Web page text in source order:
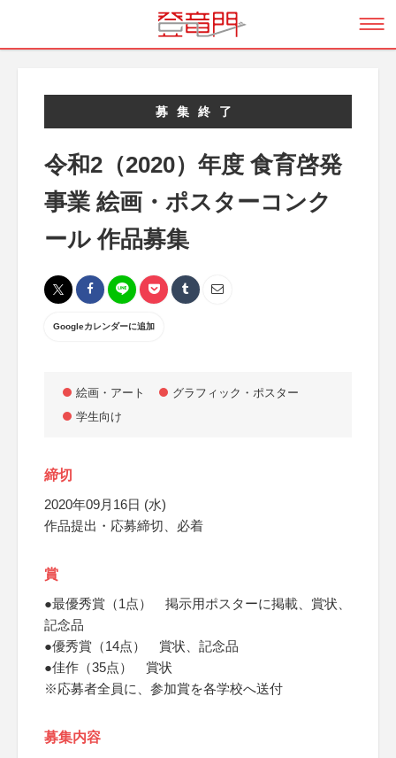
募集終了
令和2（2020）年度 食育啓発
事業 絵画・ポスターコンク
ール 作品募集
Googleカレンダーに追加
絵画・アート
グラフィック・ポスター
学生向け
締切
2020年09月16日 (水)
作品提出・応募締切、必着
賞
●最優秀賞（1点） 掲示用ポスターに掲載、賞状、
記念品
●優秀賞（14点） 賞状、記念品
●佳作（35点） 賞状
※応募者全員に、参加賞を各学校へ送付
募集内容